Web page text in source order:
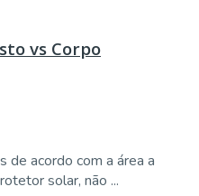
vs Corpo
de acordo com a área a
solar, não ...